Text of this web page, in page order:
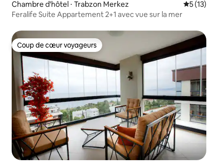
Chambre d'hôtel ⋅ Trabzon Merkez
5 (13)
Feralife Suite Appartement 2+1 avec vue sur la mer
Coup de cœur voyageurs
Coup de cœur voyageurs